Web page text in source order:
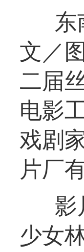
文／
二届
电影
戏剧
片厂
影
少女